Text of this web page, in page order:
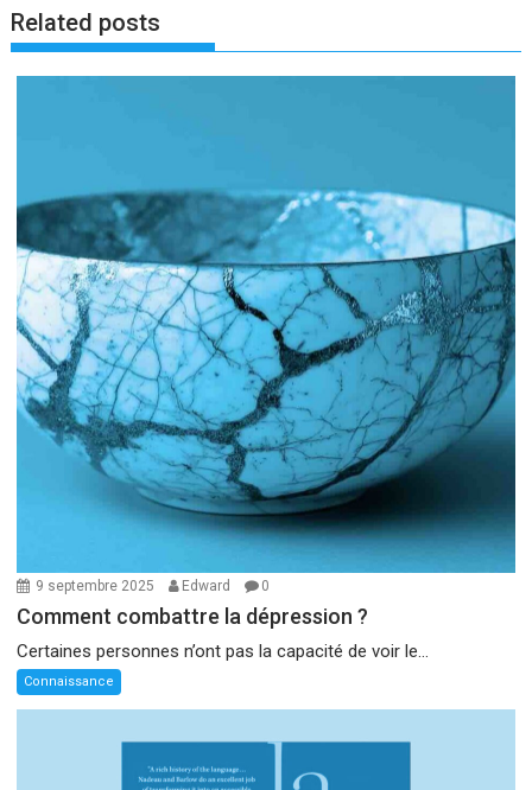
Related posts
9 septembre 2025 Edward 0
Comment combattre la dépression ?
Certaines personnes n’ont pas la capacité de voir le...
Connaissance